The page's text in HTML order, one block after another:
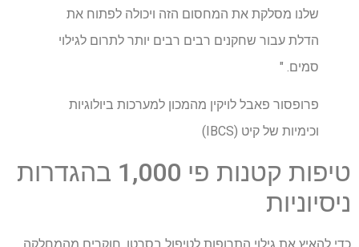
שלנו מסלקת את המחסום הזה ויכולה לפתוח את
הדלת עבור שחקנים רבים רבים יותר לתרום לגילוי
סמים. "
פרופסור פאבל לויקין מהמכון למערכות ביולוגיות
וכימיות של קיט (IBCS)
טיפות קטנות פי 1,000 בהגדרות
ניסיוניות